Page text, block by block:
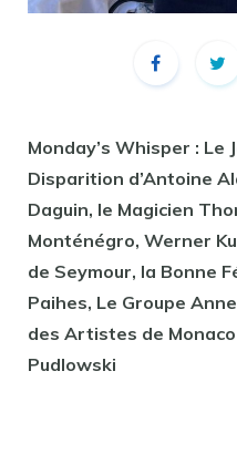
Monday’s Whisper : Le
Disparition d’Antoine
Daguin, le Magicien
Monténégro, Werner
de Seymour, la Bonne
Paihes, Le Groupe
des Artistes de
Pudlowski